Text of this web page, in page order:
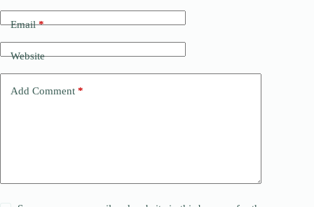
Email*
Website
Add Comment *